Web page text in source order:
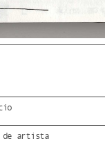
de artista